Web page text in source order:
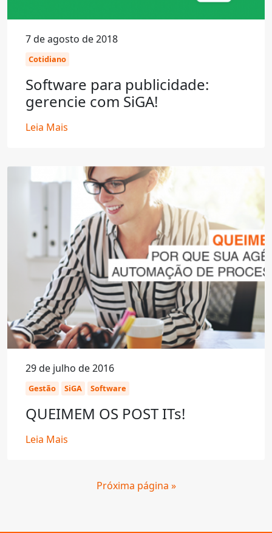
7 de agosto de 2018
Cotidiano
Software para publicidade:
gerencie com SiGA!
Leia Mais
29 de julho de 2016
Gestão SiGA Software
QUEIMEM OS POST ITs!
Leia Mais
Próxima página »